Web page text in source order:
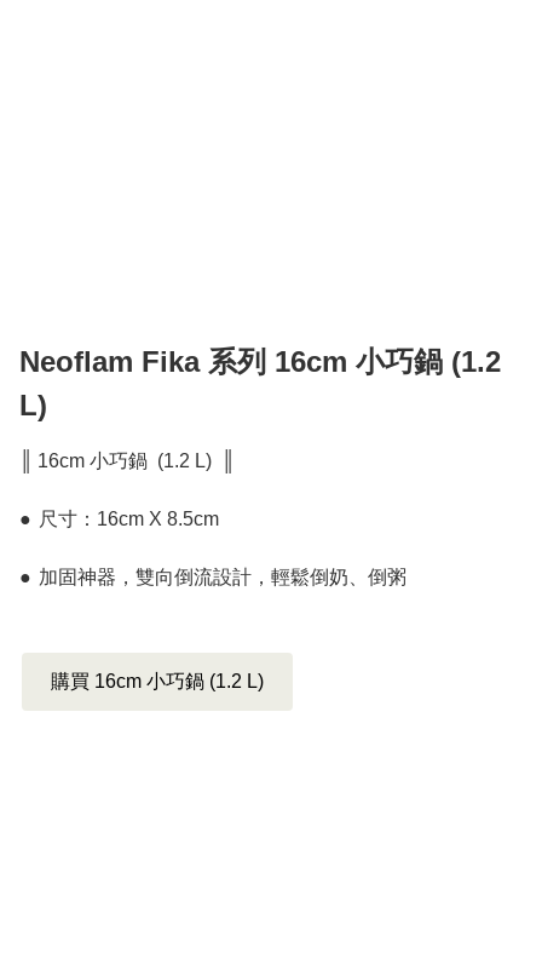
Neoflam Fika 系列 16cm 小巧鍋 (1.2
L)
║ 16cm 小巧鍋  (1.2 L)  ║
●	尺寸：16cm X 8.5cm
●	加固神器，雙向倒流設計，輕鬆倒奶、倒粥
購買 16cm 小巧鍋 (1.2 L)